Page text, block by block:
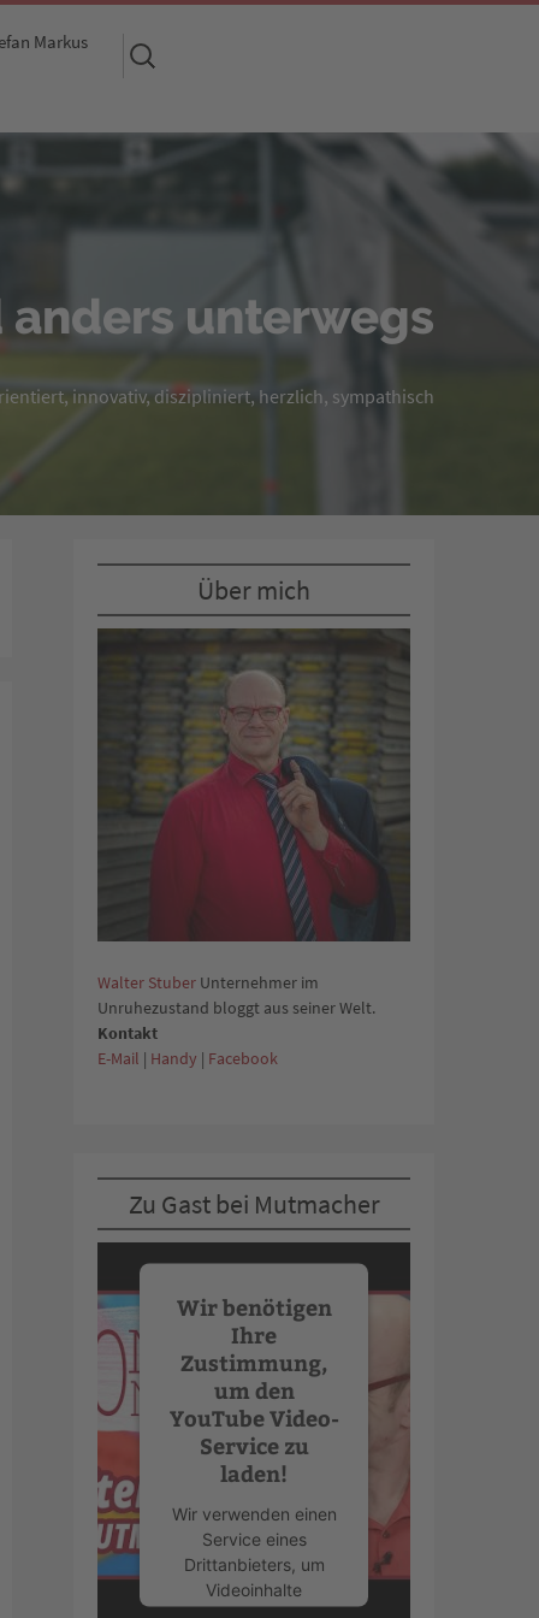
Markus
Suchen
nach:
anders unterwegs
innovativ, diszipliniert, herzlich, sympathisch
Über mich
Walter Stuber Unternehmer im
Unruhezustand bloggt aus seiner Welt.
Kontakt
E-Mail | Handy | Facebook
Zu Gast bei Mutmacher
Wir benötigen
Ihre
Zustimmung,
um den
YouTube Video-
Service zu
laden!
Wir verwenden einen
Service eines
Drittanbieters, um
Videoinhalte